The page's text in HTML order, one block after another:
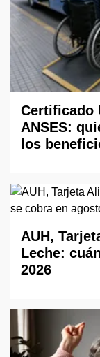
Certificado
ANSES:
los
AUH,
Leche:
2026